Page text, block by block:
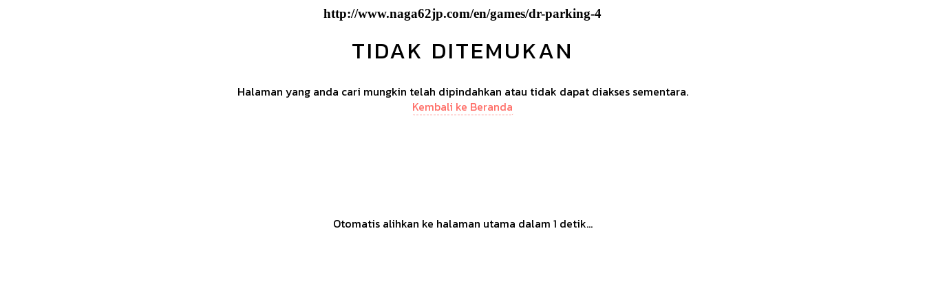
http://www.naga62jp.com/en/games/dr-parking-4
TIDAK DITEMUKAN
Halaman yang anda cari mungkin telah dipindahkan atau tidak dapat diakses sementara.
Kembali ke Beranda
Otomatis alihkan ke halaman utama dalam 1 detik...